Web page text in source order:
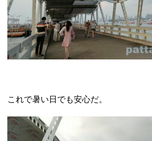
これで暑い日でも安心だ。